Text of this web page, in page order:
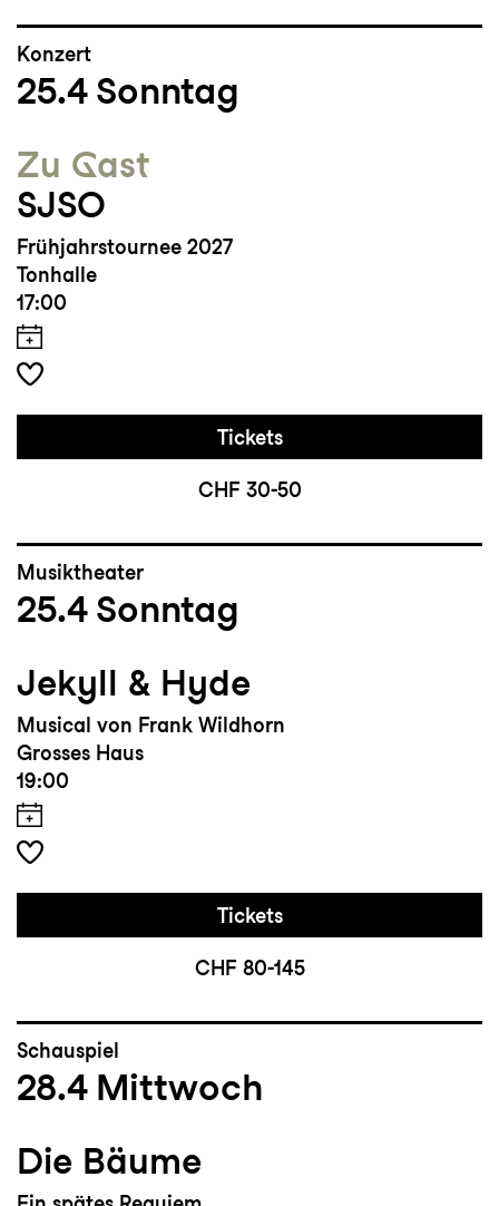
Konzert
25.4 Sonntag
Zu Gast
SJSO
Frühjahrstournee 2027
Tonhalle
17:00
Tickets
CHF 30-50
Musiktheater
25.4 Sonntag
Jekyll & Hyde
Musical von Frank Wildhorn
Grosses Haus
19:00
Tickets
CHF 80-145
Schauspiel
28.4 Mittwoch
Die Bäume